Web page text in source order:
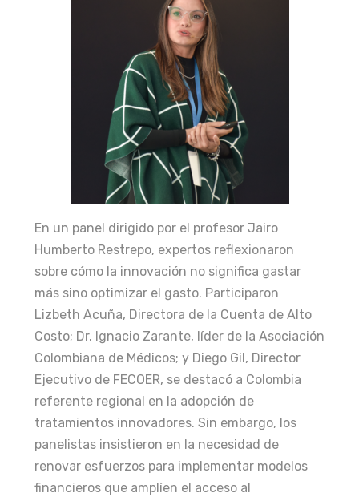
En un panel dirigido por el profesor Jairo
Humberto Restrepo, expertos reflexionaron
sobre cómo la innovación no significa gastar
más sino optimizar el gasto. Participaron
Lizbeth Acuña, Directora de la Cuenta de Alto
Costo; Dr. Ignacio Zarante, líder de la Asociación
Colombiana de Médicos; y Diego Gil, Director
Ejecutivo de FECOER, se destacó a Colombia
referente regional en la adopción de
tratamientos innovadores. Sin embargo, los
panelistas insistieron en la necesidad de
renovar esfuerzos para implementar modelos
financieros que amplíen el acceso al